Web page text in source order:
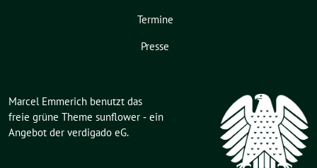
Termine
Presse
Marcel Emmerich benutzt das
freie grüne Theme sunflower ‐ ein
Angebot der verdigado eG.